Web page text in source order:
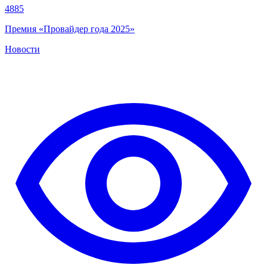
4885
Премия «Провайдер года 2025»
Новости